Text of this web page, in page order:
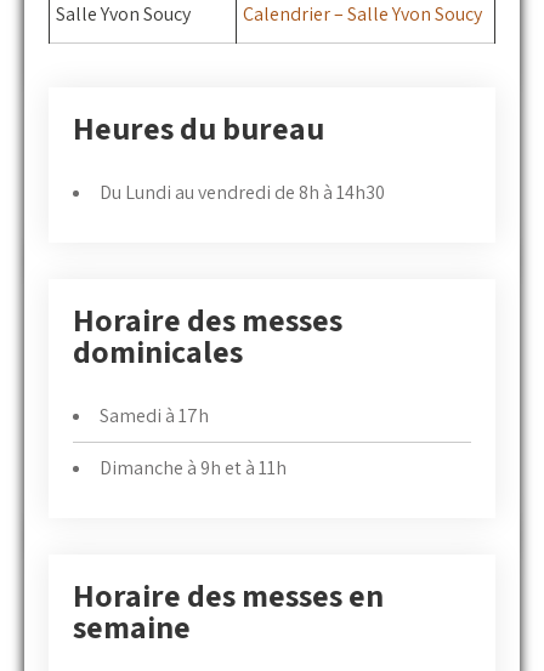
Salle Yvon Soucy Calendrier – Salle Yvon Soucy
Heures du bureau
Du Lundi au vendredi de 8h à 14h30
Horaire des messes
dominicales
Samedi à 17h
Dimanche à 9h et à 11h
Horaire des messes en
semaine